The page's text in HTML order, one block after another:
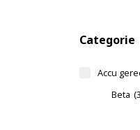
Categorie
Accu
Beta